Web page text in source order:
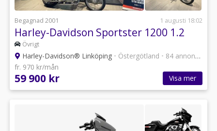
Begagnad 2001 1 augusti 18:02
Harley-Davidson Sportster 1200 1.2
Övrigt
Harley-Davidson® Linköping • Östergötland • 84 annonser
fr. 970 kr/mån
59 900 kr Visa mer